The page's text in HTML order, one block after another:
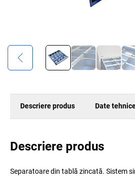
Descriere produs Date
Descriere produs
Separatoare din tablă zincată. Sistem